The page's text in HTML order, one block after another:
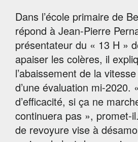
Dans l’école primaire de
répond à Jean-Pierre
présentateur du « 13 H »
apaiser les colères, il
l’abaissement de la
d’une évaluation mi-2020.
d’efficacité, si ça ne
continuera pas », promet-
de revoyure vise à